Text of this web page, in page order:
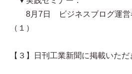
8月7日 ビジネスブログ運営
（１）
【３】日刊工業新聞に掲載いただ